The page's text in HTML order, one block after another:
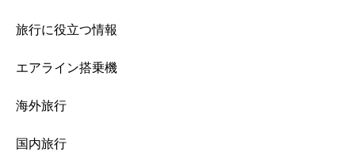
旅行に役立つ情報
エアライン搭乗機
海外旅行
国内旅行